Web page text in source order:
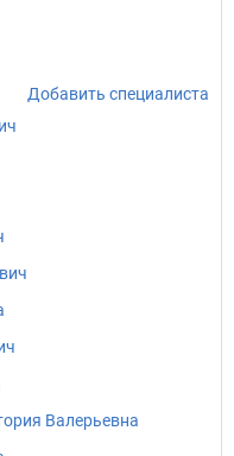
Добавить специалиста
Валерьевна